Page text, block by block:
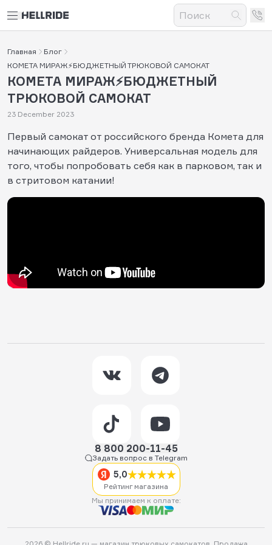
Главная
Блог
КОМЕТА МИРАЖ⚡БЮДЖЕТНЫЙ ТРЮКОВОЙ САМОКАТ
КОМЕТА МИРАЖ⚡БЮДЖЕТНЫЙ
ТРЮКОВОЙ САМОКАТ
23 December 2023
Первый самокат от российского бренда Комета для
начинающих райдеров. Универсальная модель для
того, чтобы попробовать себя как в парковом, так и
в стритовом катании!
8 800 200-11-45
Задать вопрос в Telegram
5,0
Рейтинг магазина
Мы принимаем к оплате: